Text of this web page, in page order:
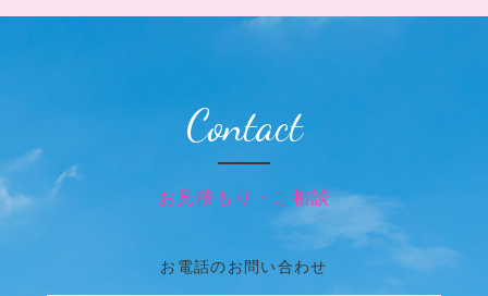
Contact
お見積もり・ご相談
お電話のお問い合わせ